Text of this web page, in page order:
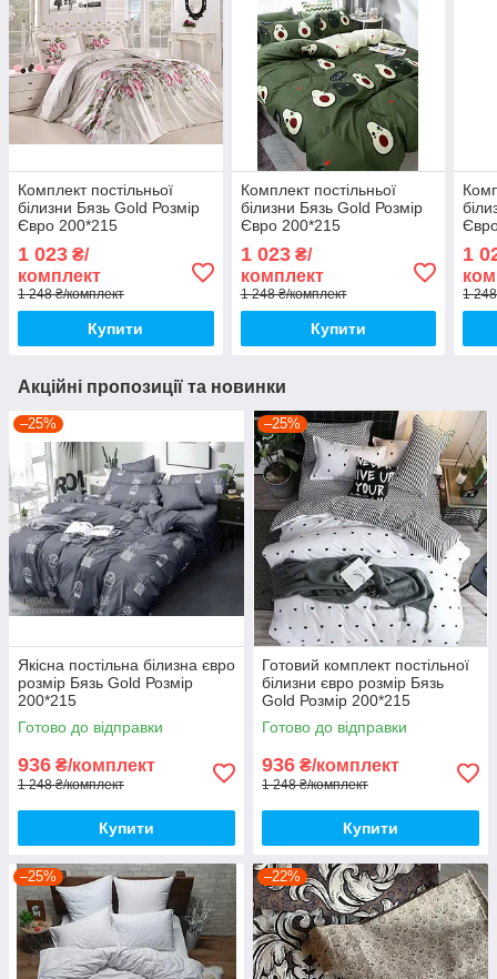
Комплект постільньої
білизни Бязь Gold Розмір
Євро 200*215
1 023 ₴/
комплект
1 248 ₴/комплект
Купити
Комплект постільньої
білизни Бязь Gold Розмір
Євро 200*215
1 023₴/
комплект
1 248 ₴/комплект
Купити
1
1
Акційні пропозиції та новинки
–25%
Якісна постільна білизна євро
розмір Бязь Gold Розмір
200*215
Готово до відправки
936 ₴/комплект
1 248 ₴/комплект
Купити
–25%
Готовий комплект постільної
білизни євро розмір Бязь
Gold Розмір 200*215
Готово до відправки
936 ₴/комплект
1 248 ₴/комплект
Купити
–25% –22%